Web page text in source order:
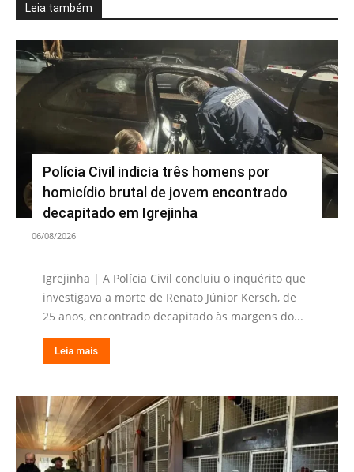
Leia também
Polícia Civil indicia três homens por
homicídio brutal de jovem encontrado
decapitado em Igrejinha
06/08/2026
Igrejinha | A Polícia Civil concluiu o inquérito que
investigava a morte de Renato Júnior Kersch, de
25 anos, encontrado decapitado às margens do...
Leia mais